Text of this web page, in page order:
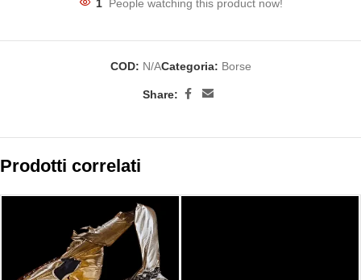
1 People watching this product now!
COD: N/ACategoria: Borse
Share:
Prodotti correlati